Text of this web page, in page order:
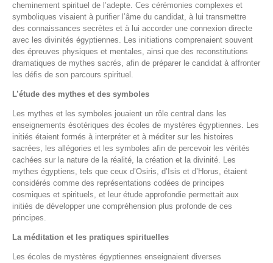
cheminement spirituel de l’adepte. Ces cérémonies complexes et
symboliques visaient à purifier l’âme du candidat, à lui transmettre
des connaissances secrètes et à lui accorder une connexion directe
avec les divinités égyptiennes. Les initiations comprenaient souvent
des épreuves physiques et mentales, ainsi que des reconstitutions
dramatiques de mythes sacrés, afin de préparer le candidat à affronter
les défis de son parcours spirituel.
L’étude des mythes et des symboles
Les mythes et les symboles jouaient un rôle central dans les
enseignements ésotériques des écoles de mystères égyptiennes. Les
initiés étaient formés à interpréter et à méditer sur les histoires
sacrées, les allégories et les symboles afin de percevoir les vérités
cachées sur la nature de la réalité, la création et la divinité. Les
mythes égyptiens, tels que ceux d’Osiris, d’Isis et d’Horus, étaient
considérés comme des représentations codées de principes
cosmiques et spirituels, et leur étude approfondie permettait aux
initiés de développer une compréhension plus profonde de ces
principes.
La méditation et les pratiques spirituelles
Les écoles de mystères égyptiennes enseignaient diverses